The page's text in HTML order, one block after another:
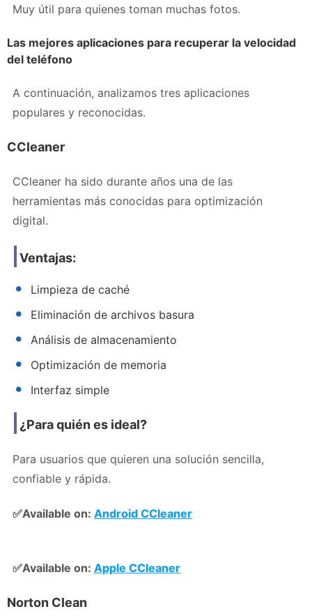
Muy útil para quienes toman muchas fotos.
Las mejores aplicaciones para recuperar la velocidad
del teléfono
A continuación, analizamos tres aplicaciones
populares y reconocidas.
CCleaner
CCleaner ha sido durante años una de las
herramientas más conocidas para optimización
digital.
Ventajas:
Limpieza de caché
Eliminación de archivos basura
Análisis de almacenamiento
Optimización de memoria
Interfaz simple
¿Para quién es ideal?
Para usuarios que quieren una solución sencilla,
confiable y rápida.
✅Available on: Android CCleaner
✅Available on: Apple CCleaner
Norton Clean